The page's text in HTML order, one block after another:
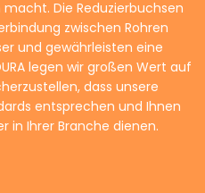
Die Reduzierbuchsen
zwischen Rohren
und gewährleisten eine
legen wir großen Wert auf
dass unsere
entsprechen und Ihnen
in Ihrer Branche dienen.